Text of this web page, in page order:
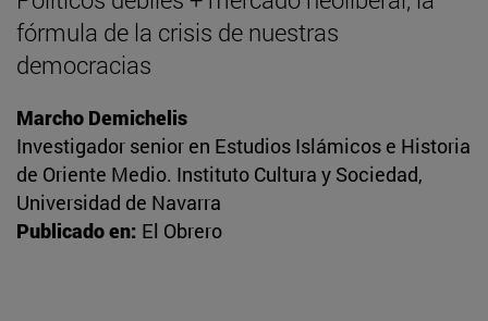
fórmula de la crisis de nuestras
democracias
Marcho Demichelis
Investigador senior en Estudios Islámicos e Historia
de Oriente Medio. Instituto Cultura y Sociedad,
Universidad de Navarra
Publicado en: El Obrero